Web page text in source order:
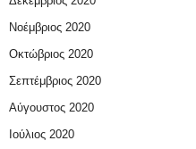
Νοέμβριος 2020
Οκτώβριος 2020
Σεπτέμβριος 2020
Αύγουστος 2020
Ιούλιος 2020